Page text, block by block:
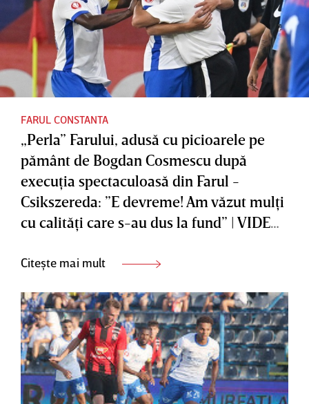
FARUL CONSTANTA
„Perla” Farului, adusă cu picioarele pe
pământ de Bogdan Cosmescu după
execuţia spectaculoasă din Farul -
Csikszereda: ”E devreme! Am văzut mulţi
cu calităţi care s-au dus la fund” | VIDEO
Citește mai mult